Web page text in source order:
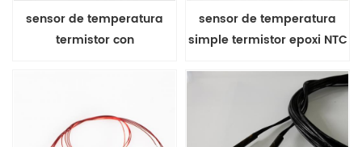
sensor de temperatura
termistor con
sensor de temperatura
simple termistor epoxi NTC